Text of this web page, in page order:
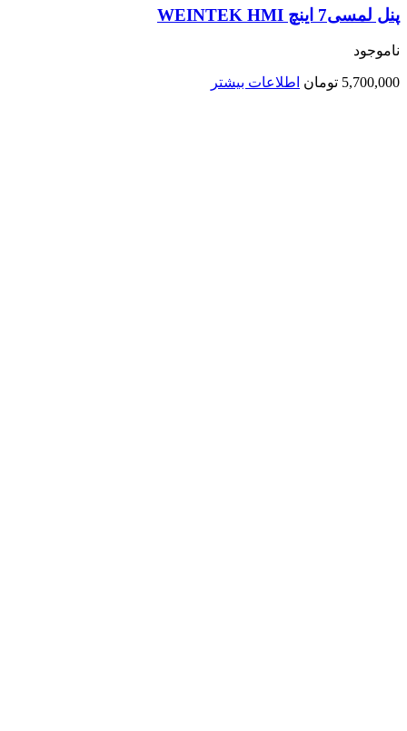
پنل لمسی7 اینچ WEINTEK HMI
ناموجود
5,700,000 تومان اطلاعات بیشتر